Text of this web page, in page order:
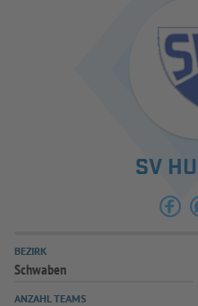
ERGEBNISSE &
AUSBILDUNG & SV
BEZIRK
Schwaben
ANZAHL TEAMS